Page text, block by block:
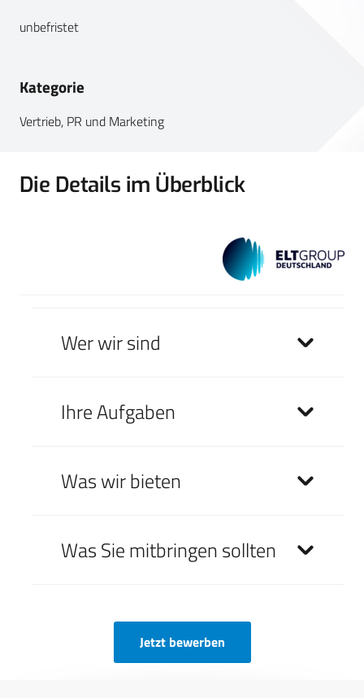
unbefristet
Kategorie
Vertrieb, PR und Marketing
Die Details im Überblick
Wer wir sind
Ihre Aufgaben
Was wir bieten
Was Sie mitbringen sollten
Jetzt bewerben